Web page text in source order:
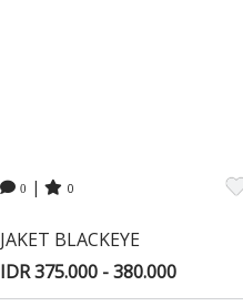
0 | 0
JAKET BLACKEYE
IDR 375.000 - 380.000